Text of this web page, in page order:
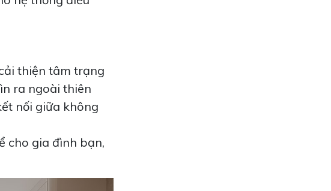
thiện tâm trạng
ra ngoài thiên
nối giữa không
cho gia đình bạn,